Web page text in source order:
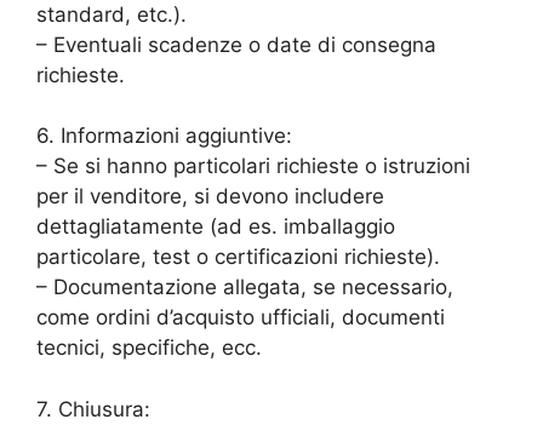
standard, etc.).
– Eventuali scadenze o date di consegna
richieste.
6. Informazioni aggiuntive:
– Se si hanno particolari richieste o istruzioni
per il venditore, si devono includere
dettagliatamente (ad es. imballaggio
particolare, test o certificazioni richieste).
– Documentazione allegata, se necessario,
come ordini d’acquisto ufficiali, documenti
tecnici, specifiche, ecc.
7. Chiusura: